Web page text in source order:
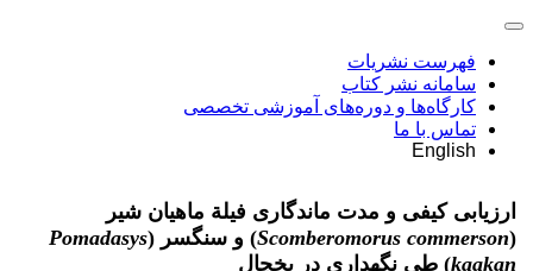
فهرست نشریات
سامانه نشر کتاب
کارگاه‌ها و دوره‌های آموزشی تخصصی
تماس با ما
English
ارزیابی کیفی و مدت ماندگاری فیلة ماهیان شیر
(
Scomberomorus commerson) و سنگسر (Pomadasys
kaakan) طی نگهداری در یخچال